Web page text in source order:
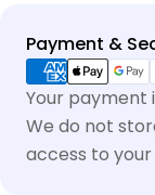
Payment &
Your payment
We do not
access to